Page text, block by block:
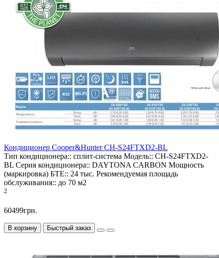
Кондиционер Cooper&Hunter CH-S24FTXD2-BL
Тип кондиционера:: сплит-система Модель:: CH-S24FTXD2-
BL Серия кондиционера:: DAYTONA CARBON Мощность
(маркировка) БТЕ:: 24 тыс. Рекомендуемая площадь
обслуживания:: до 70 м2
2
60499грн.
В корзину Быстрый заказ